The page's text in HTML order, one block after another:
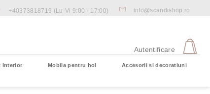
+40373818719 (Lu-Vi 9:00 - 17:00) info@scandishop.ro
Autentificare
Interior Mobila pentru hol Accesorii si decoratiuni